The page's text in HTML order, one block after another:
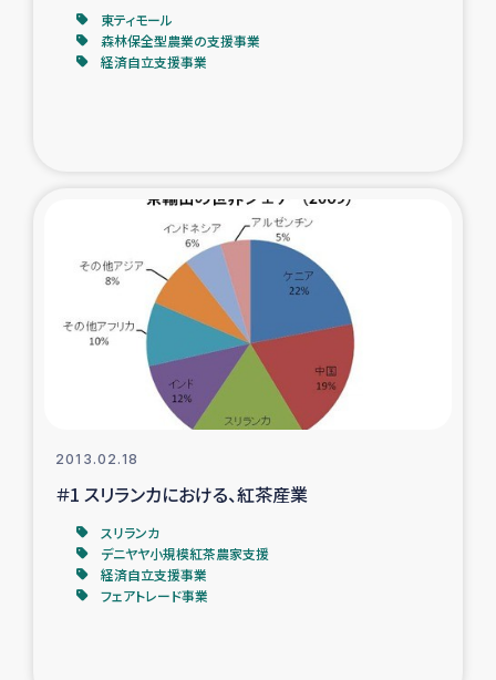
東ティモール
森林保全型農業の支援事業
経済自立支援事業
2013.02.18
＃1 スリランカにおける、紅茶産業
スリランカ
デニヤヤ小規模紅茶農家支援
経済自立支援事業
フェアトレード事業